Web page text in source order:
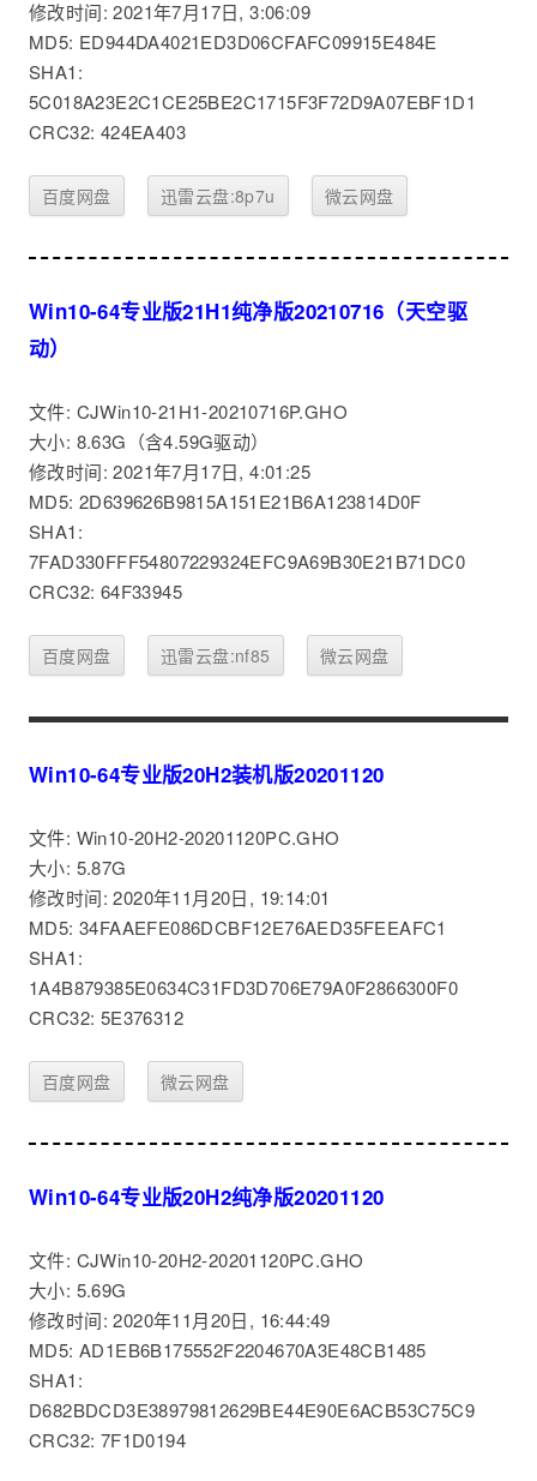
修改时间: 2021年7月17日, 3:06:09
MD5: ED944DA4021ED3D06CFAFC09915E484E
SHA1:
5C018A23E2C1CE25BE2C1715F3F72D9A07EBF1D1
CRC32: 424EA403
百度网盘 迅雷云盘:8p7u 微云网盘
Win10-64专业版21H1纯净版20210716（天空驱
动）
文件: CJWin10-21H1-20210716P.GHO
大小: 8.63G（含4.59G驱动）
修改时间: 2021年7月17日, 4:01:25
MD5: 2D639626B9815A151E21B6A123814D0F
SHA1:
7FAD330FFF54807229324EFC9A69B30E21B71DC0
CRC32: 64F33945
百度网盘 迅雷云盘:nf85 微云网盘
Win10-64专业版20H2装机版20201120
文件: Win10-20H2-20201120PC.GHO
大小: 5.87G
修改时间: 2020年11月20日, 19:14:01
MD5: 34FAAEFE086DCBF12E76AED35FEEAFC1
SHA1:
1A4B879385E0634C31FD3D706E79A0F2866300F0
CRC32: 5E376312
百度网盘 微云网盘
Win10-64专业版20H2纯净版20201120
文件: CJWin10-20H2-20201120PC.GHO
大小: 5.69G
修改时间: 2020年11月20日, 16:44:49
MD5: AD1EB6B175552F2204670A3E48CB1485
SHA1:
D682BDCD3E38979812629BE44E90E6ACB53C75C9
CRC32: 7F1D0194